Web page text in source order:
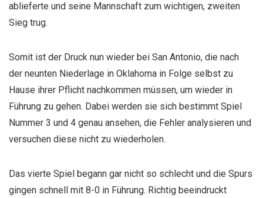
ablieferte und seine Mannschaft zum wichtigen, zweiten
Sieg trug.
Somit ist der Druck nun wieder bei San Antonio, die nach
der neunten Niederlage in Oklahoma in Folge selbst zu
Hause ihrer Pflicht nachkommen müssen, um wieder in
Führung zu gehen. Dabei werden sie sich bestimmt Spiel
Nummer 3 und 4 genau ansehen, die Fehler analysieren und
versuchen diese nicht zu wiederholen.
Das vierte Spiel begann gar nicht so schlecht und die Spurs
gingen schnell mit 8-0 in Führung. Richtig beeindruckt